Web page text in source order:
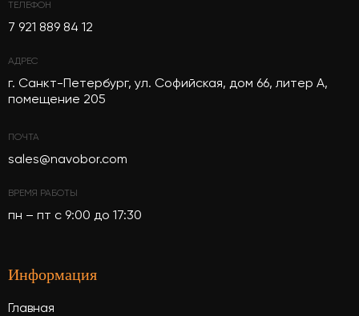
ТЕЛЕФОН
7 921 889 84 12
АДРЕС
г. Санкт-Петербург, ул. Софийская, дом 66, литер А,
помещение 205
ПОЧТА
sales@navobor.com
ВРЕМЯ РАБОТЫ
пн – пт с 9:00 до 17:30
Информация
Главная